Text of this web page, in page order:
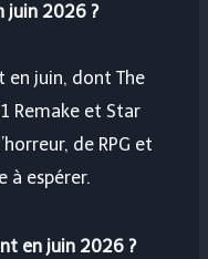
juin 2026 ?
en juin, dont The
Remake et Star
de RPG et
à espérer.
en juin 2026 ?